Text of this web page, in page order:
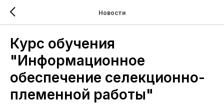
Новости
Курс обучения
"Информационное
обеспечение селекционно-
племенной работы"